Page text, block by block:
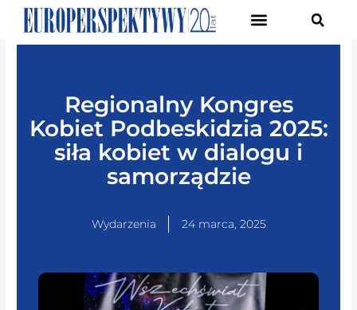
Regionalny Kongres
Kobiet Podbeskidzia 2025:
siła kobiet w dialogu i
samorządzie
Wydarzenia 24 marca, 2025